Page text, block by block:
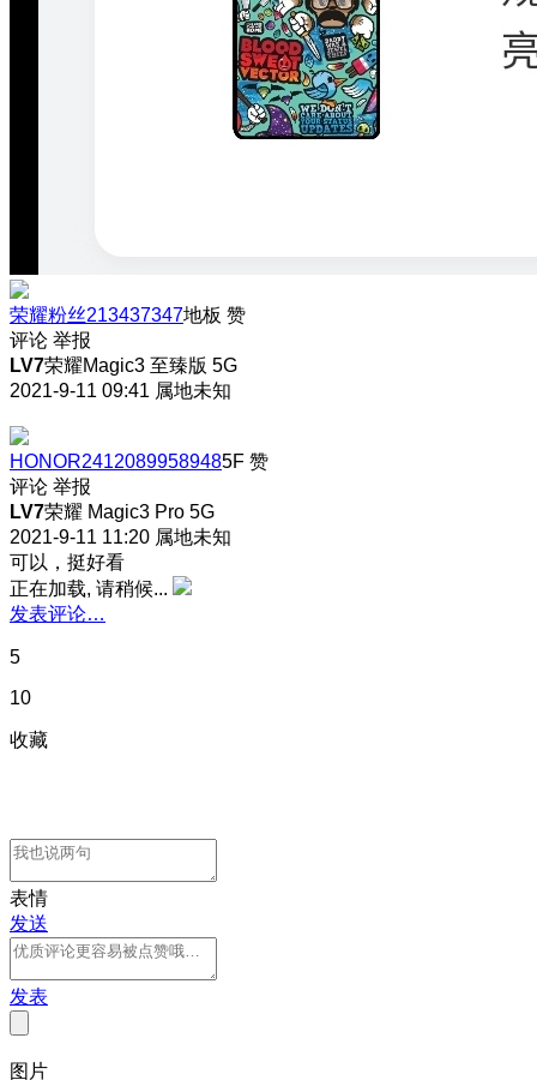
荣耀粉丝213437347地板 赞
评论 举报
LV7荣耀Magic3 至臻版 5G
2021-9-11 09:41 属地未知
HONOR24120899589485F 赞
评论 举报
LV7荣耀 Magic3 Pro 5G
2021-9-11 11:20 属地未知
可以，挺好看
正在加载, 请稍候...
发表评论…
5
10
收藏
表情
发送
发表
图片